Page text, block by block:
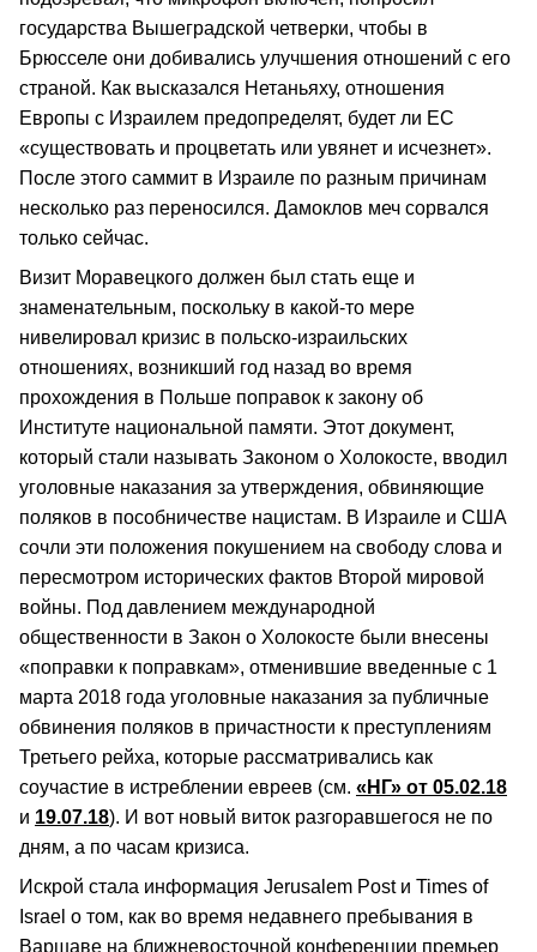
государства Вышеградской четверки, чтобы в
Брюсселе они добивались улучшения отношений с его
страной. Как высказался Нетаньяху, отношения
Европы с Израилем предопределят, будет ли ЕС
«существовать и процветать или увянет и исчезнет».
После этого саммит в Израиле по разным причинам
несколько раз переносился. Дамоклов меч сорвался
только сейчас.
Визит Моравецкого должен был стать еще и
знаменательным, поскольку в какой-то мере
нивелировал кризис в польско-израильских
отношениях, возникший год назад во время
прохождения в Польше поправок к закону об
Институте национальной памяти. Этот документ,
который стали называть Законом о Холокосте, вводил
уголовные наказания за утверждения, обвиняющие
поляков в пособничестве нацистам. В Израиле и США
сочли эти положения покушением на свободу слова и
пересмотром исторических фактов Второй мировой
войны. Под давлением международной
общественности в Закон о Холокосте были внесены
«поправки к поправкам», отменившие введенные с 1
марта 2018 года уголовные наказания за публичные
обвинения поляков в причастности к преступлениям
Третьего рейха, которые рассматривались как
соучастие в истреблении евреев (см. «НГ» от 05.02.18
и 19.07.18). И вот новый виток разгоравшегося не по
дням, а по часам кризиса.
Искрой стала информация Jerusalem Post и Times of
Israel о том, как во время недавнего пребывания в
Варшаве на ближневосточной конференции премьер